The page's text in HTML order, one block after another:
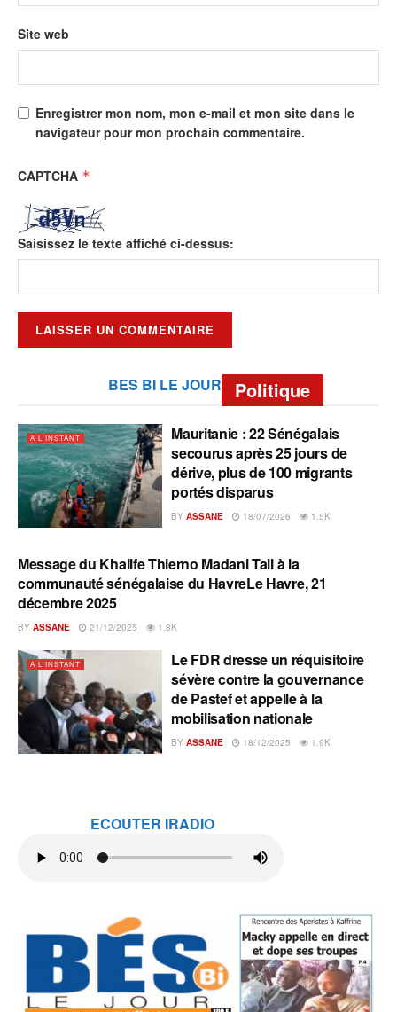
Site web
Enregistrer mon nom, mon e-mail et mon site dans le
navigateur pour mon prochain commentaire.
CAPTCHA *
Saisissez le texte affiché ci-dessus:
BES BI LE JOUR Politique
A L'INSTANT
Mauritanie : 22 Sénégalais
secourus après 25 jours de
dérive, plus de 100 migrants
portés disparus
BY ASSANE 18/07/2026 1.5K
A L'INSTANT
Message du Khalife Thierno Madani Tall à la
communauté sénégalaise du HavreLe Havre, 21
décembre 2025
BY ASSANE 21/12/2025 1.8K
A L'INSTANT
Le FDR dresse un réquisitoire
sévère contre la gouvernance
de Pastef et appelle à la
mobilisation nationale
BY ASSANE 18/12/2025 1.9K
ECOUTER IRADIO